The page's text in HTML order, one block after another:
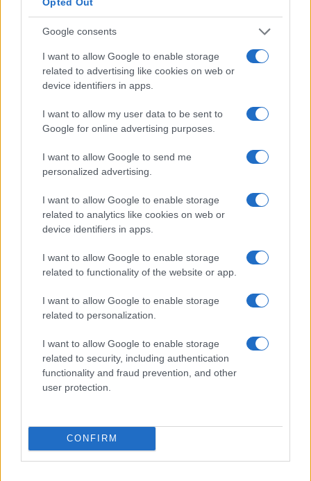
Google consents
I want to allow Google to enable storage
related to advertising like cookies on web or
device identifiers in apps.
I want to allow my user data to be sent to
Google for online advertising purposes.
I want to allow Google to send me
personalized advertising.
I want to allow Google to enable storage
related to analytics like cookies on web or
device identifiers in apps.
I want to allow Google to enable storage
related to functionality of the website or app.
I want to allow Google to enable storage
related to personalization.
I want to allow Google to enable storage
related to security, including authentication
functionality and fraud prevention, and other
user protection.
CONFIRM
L’aumento e la diminuzione percentuali sono relativi al
Confronto salariale per sesso in Brasile per
tutte le carriere
Percentuale media di incremento
salariale annuo dell’Executive Chef in
Brasile
Quanti sono gli incrementi salariali annuali in
Brasile per gli Executive Chef? Con che
frequenza i dipendenti ottengono aumenti di
Direttore esecutivo
È probabile che gli Executive Chef in Brasile
registrino un aumento salariale di circa l’11% ogni
17 mesi. L’incremento annuale medio nazionale per
tutte le professioni combinate è del 9% concesso
ai dipendenti ogni 16 mesi.
dovrebbero essere prese come linee guida generali.
Gli incrementi di stipendio variano da persona a